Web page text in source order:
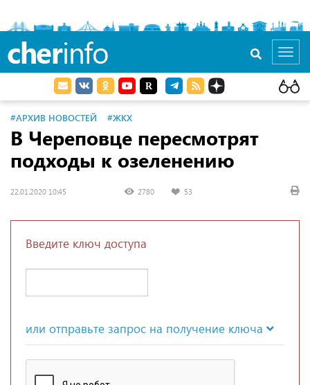
cherinfo
#АРХИВ НОВОСТЕЙ #ЖКХ
В Череповце пересмотрят
подходы к озеленению
22.01.2020 10:45 2780 53
Введите ключ доступа
или отправьте запрос на получение ключа